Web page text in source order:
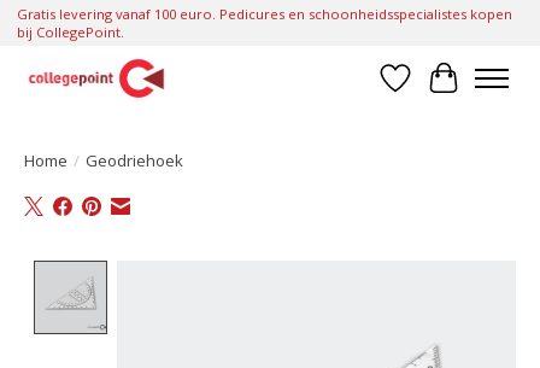
Gratis levering vanaf 100 euro. Pedicures en schoonheidsspecialistes kopen
bij CollegePoint.
Verlanglijst
Home / Geodriehoek